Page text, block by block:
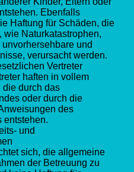
Ebenfalls
Haftung für Schäden, die
wie Naturkatastrophen,
und
verursacht werden.
Vertreter
haften in vollem
die durch das
oder durch die
des
entstehen.
und
sich, die allgemeine
der Betreuung zu